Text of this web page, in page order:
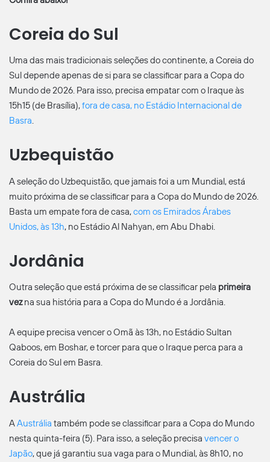
Coreia do Sul
Uma das mais tradicionais seleções do continente, a Coreia do
Sul depende apenas de si para se classificar para a Copa do
Mundo de 2026. Para isso, precisa empatar com o Iraque às
15h15 (de Brasília),fora de casa, no Estádio Internacional de
Basra.
Uzbequistão
A seleção do Uzbequistão, que jamais foi a um Mundial, está
muito próxima de se classificar para a Copa do Mundo de 2026.
Basta um empate fora de casa,com os Emirados Árabes
Unidos, às 13h, no Estádio Al Nahyan, em Abu Dhabi.
Jordânia
Outra seleção que está próxima de se classificar pela primeira
vezna sua história para a Copa do Mundo é a Jordânia.
A equipe precisa vencer o Omã às 13h, no Estádio Sultan
Qaboos, em Boshar, e torcer para que o Iraque perca para a
Coreia do Sul em Basra.
Austrália
AAustrália também pode se classificar para a Copa do Mundo
nesta quinta-feira (5). Para isso, a seleção precisa vencer o
Japão, que já garantiu sua vaga para o Mundial, às 8h10, no